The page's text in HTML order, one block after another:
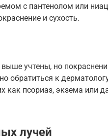
с пантенолом или
и сухость.
учтены, но
обратиться к
как псориаз, экзема или
лучей